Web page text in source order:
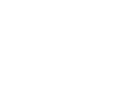
受退貨。
的顏色、
商品尺寸
以實品